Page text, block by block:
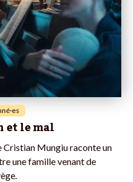
et le mal
Cristian Mungiu raconte un
une famille venant de